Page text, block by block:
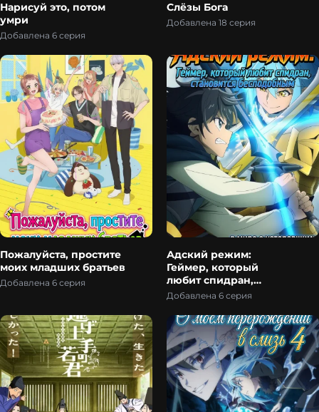
Нарисуй это, потом
умри
Добавлена 6 серия
Слёзы Бога
Добавлена 18 серия
Пожалуйста, простите
моих младших братьев
Добавлена 6 серия
Адский режим:
Геймер, который
любит спидран,
становится
параллельном мире с
устаревшими
настройками 2
Добавлена 6 серия